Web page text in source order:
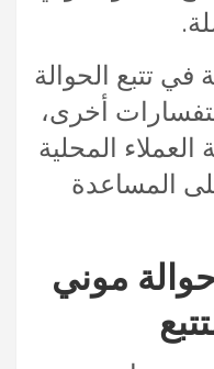
في تتبع الحوالة
أخرى،
المحلية
المساعدة
موني